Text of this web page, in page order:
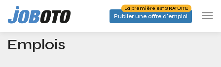
Skip to main content
Publier une offre d'emploi
La première est GRATUITE
Accueil Emplois à Sint-Gillis-Waas - Joboto
Emplois